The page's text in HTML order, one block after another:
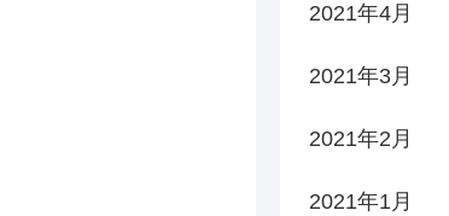
2021年4月
2021年3月
2021年2月
2021年1月